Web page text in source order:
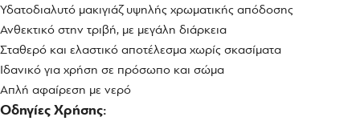
Υδατοδιαλυτό μακιγιάζ υψηλής χρωματικής απόδοσης
Ανθεκτικό στην τριβή, με μεγάλη διάρκεια
Σταθερό και ελαστικό αποτέλεσμα χωρίς σκασίματα
Ιδανικό για χρήση σε πρόσωπο και σώμα
Απλή αφαίρεση με νερό
Οδηγίες Χρήσης: